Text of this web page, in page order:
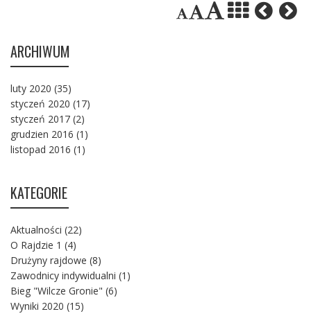
ARCHIWUM
luty 2020 (35)
styczeń 2020 (17)
styczeń 2017 (2)
grudzien 2016 (1)
listopad 2016 (1)
KATEGORIE
Aktualności (22)
O Rajdzie 1 (4)
Drużyny rajdowe (8)
Zawodnicy indywidualni (1)
Bieg "Wilcze Gronie" (6)
Wyniki 2020 (15)